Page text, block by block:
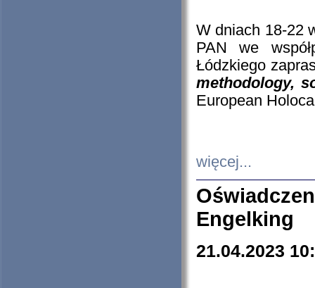
W dniach 18-22
PAN we
Łódzkiego
methodology,
European
więcej...
Engelking
21.04.2023